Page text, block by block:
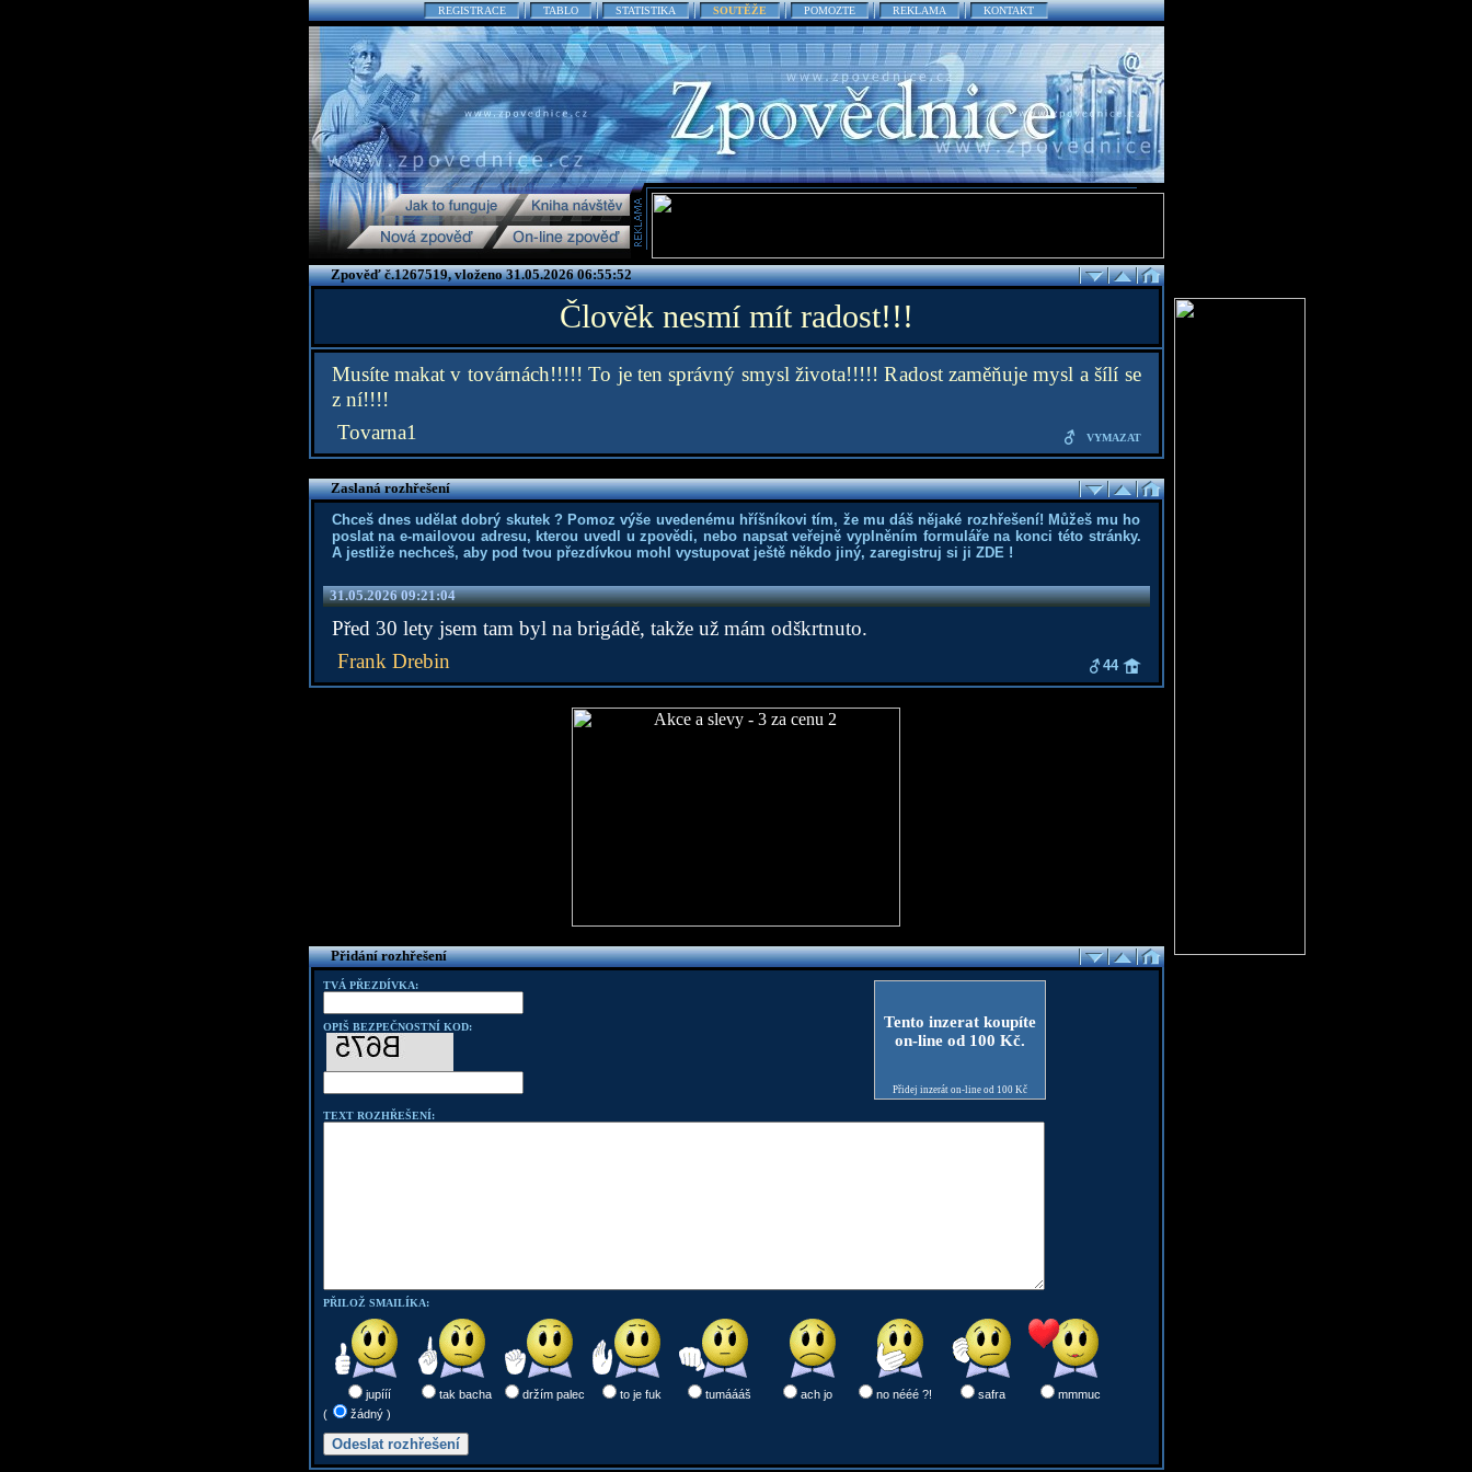
REGISTRACE TABLO STATISTIKA SOUTĚŽE POMOZTE REKLAMA KONTAKT
Zpověď č.1267519, vloženo 31.05.2026 06:55:52
Člověk nesmí mít radost!!!
Musíte makat v továrnách!!!!! To je ten správný smysl života!!!!! Radost zaměňuje mysl a šílí se
z ní!!!!
Tovarna1
VYMAZAT
Zaslaná rozhřešení
Chceš dnes udělat dobrý skutek ? Pomoz výše uvedenému hříšníkovi tím, že mu dáš nějaké rozhřešení! Můžeš mu ho
poslat na e-mailovou adresu, kterou uvedl u zpovědi, nebo napsat veřejně vyplněním formuláře na konci této stránky.
A jestliže nechceš, aby pod tvou přezdívkou mohl vystupovat ještě někdo jiný, zaregistruj si ji ZDE!
31.05.2026 09:21:04
Před 30 lety jsem tam byl na brigádě, takže už mám odškrtnuto.
Frank Drebin
44
Přidání rozhřešení
TVÁ PŘEZDÍVKA:
OPIŠ BEZPEČNOSTNÍ KOD:
Tento inzerat koupíte
on-line od 100 Kč.
Přidej inzerát on-line od 100 Kč
TEXT ROZHŘEŠENÍ:
PŘILOŽ SMAILÍKA:
jupííí tak bacha držím palec to je fuk tumáááš ach jo no nééé ?! safra
mmmuc
(
žádný )